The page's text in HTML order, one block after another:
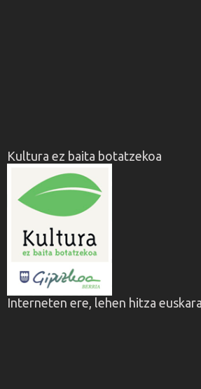
Kultura ez baita botatzekoa
Interneten ere, lehen hitza